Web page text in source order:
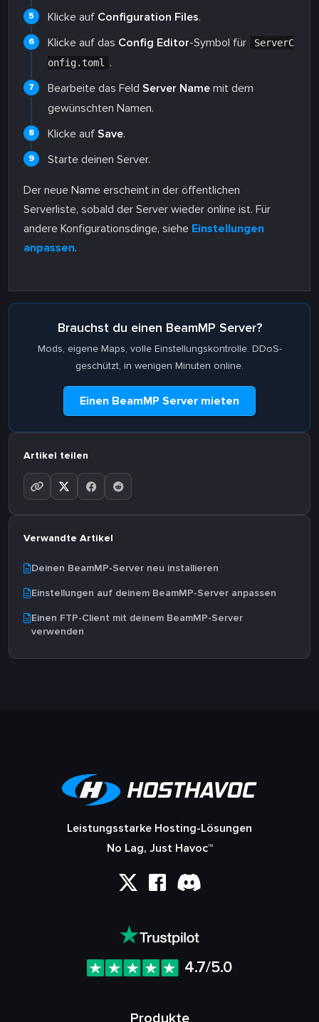
Klicke auf Configuration Files.
Klicke auf das Config Editor-Symbol für
ServerC
onfig.toml
.
Bearbeite das Feld Server Name mit dem
gewünschten Namen.
Klicke auf Save.
Starte deinen Server.
Der neue Name erscheint in der öffentlichen
Serverliste, sobald der Server wieder online ist. Für
andere Konfigurationsdinge, siehe Einstellungen
anpassen.
Brauchst du einen BeamMP Server?
Mods, eigene Maps, volle Einstellungskontrolle. DDoS-
geschützt, in wenigen Minuten online.
Einen BeamMP Server mieten
Artikel teilen
Verwandte Artikel
Deinen BeamMP-Server neu installieren
Einstellungen auf deinem BeamMP-Server anpassen
Einen FTP-Client mit deinem BeamMP-Server
verwenden
Leistungsstarke Hosting-Lösungen
No Lag, Just Havoc™
4.7/5.0
Produkte